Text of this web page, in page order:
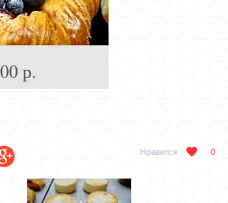
р.
Нравится 0